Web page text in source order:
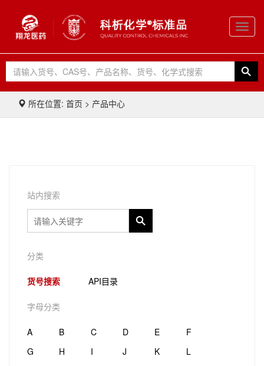
所在位置: 首页 > 产品中心
站内搜索
分类
货号搜索 API目录
字母分类
A B C D E
F
G
H I J K
L